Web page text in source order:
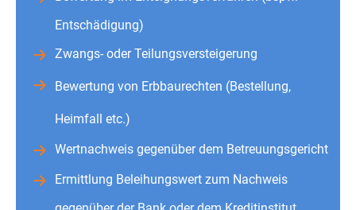
Entschädigung)
Zwangs- oder Teilungsversteigerung
Bewertung von Erbbaurechten (Bestellung,
Heimfall etc.)
Wertnachweis gegenüber dem Betreuungsgericht
Ermittlung Beleihungswert zum Nachweis